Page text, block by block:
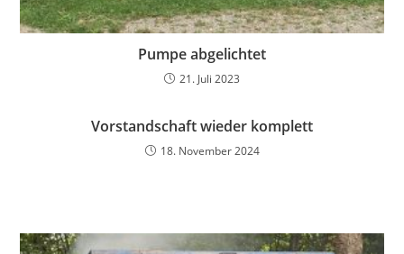
Pumpe abgelichtet
21. Juli 2023
Vorstandschaft wieder komplett
18. November 2024